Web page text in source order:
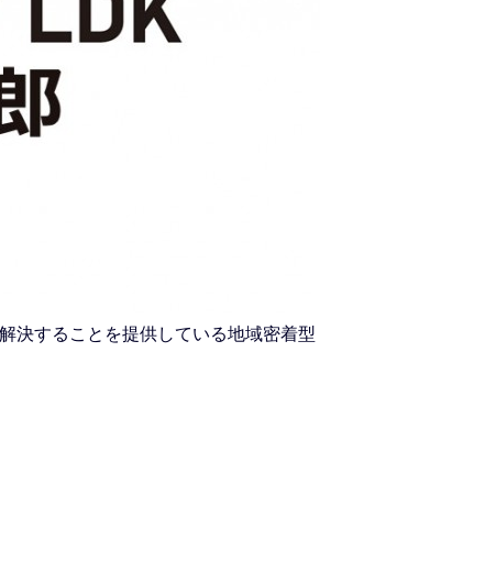
決することを提供している地域密着型